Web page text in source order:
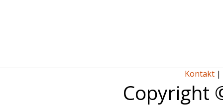
Kontakt |
Copyright